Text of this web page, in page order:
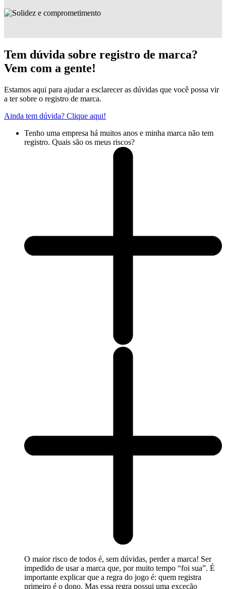
Tem dúvida sobre registro de marca?
Vem com a gente!
Estamos aqui para ajudar a esclarecer as dúvidas que você possa vir
a ter sobre o registro de marca.
Ainda tem dúvida? Clique aqui!
Tenho uma empresa há muitos anos e minha marca não tem
registro. Quais são os meus riscos?
O maior risco de todos é, sem dúvidas, perder a marca! Ser
impedido de usar a marca que, por muito tempo “foi sua”. É
importante explicar que a regra do jogo é: quem registra
primeiro é o dono. Mas essa regra possui uma exceção